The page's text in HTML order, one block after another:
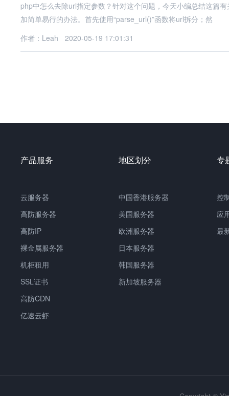
php中怎么去除url指定参数？针对这个问题，今天小编总结这篇
加简单易行的办法。首先使用“parse_url()”函数将url拆分；然
作者：Leah
2020-05-19 17:01:31
产品服务
云服务器
高防服务器
高防IP
裸金属服务器
机柜租用
SSL证书
高防CDN
亿速云虾
地区划分
中国香港服务器
美国服务器
欧洲服务器
日本服务器
韩国服务器
新加坡服务器
专
控
应
最